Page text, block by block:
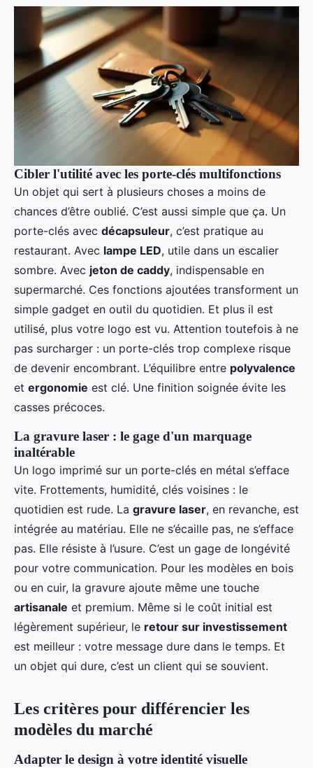
Cibler l'utilité avec les porte-clés multifonctions
Un objet qui sert à plusieurs choses a moins de
chances d’être oublié. C’est aussi simple que ça. Un
porte-clés avec décapsuleur, c’est pratique au
restaurant. Avec lampe LED, utile dans un escalier
sombre. Avec jeton de caddy, indispensable en
supermarché. Ces fonctions ajoutées transforment un
simple gadget en outil du quotidien. Et plus il est
utilisé, plus votre logo est vu. Attention toutefois à ne
pas surcharger : un porte-clés trop complexe risque
de devenir encombrant. L’équilibre entre polyvalence
et ergonomie est clé. Une finition soignée évite les
casses précoces.
La gravure laser : le gage d'un marquage
inaltérable
Un logo imprimé sur un porte-clés en métal s’efface
vite. Frottements, humidité, clés voisines : le
quotidien est rude. La gravure laser, en revanche, est
intégrée au matériau. Elle ne s’écaille pas, ne s’efface
pas. Elle résiste à l’usure. C’est un gage de longévité
pour votre communication. Pour les modèles en bois
ou en cuir, la gravure ajoute même une touche
artisanale et premium. Même si le coût initial est
légèrement supérieur, le retour sur investissement
est meilleur : votre message dure dans le temps. Et
un objet qui dure, c’est un client qui se souvient.
Les critères pour différencier les
modèles du marché
Adapter le design à votre identité visuelle